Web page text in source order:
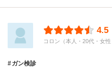
4.5
コロン（本人・20代・女性
ガン検診